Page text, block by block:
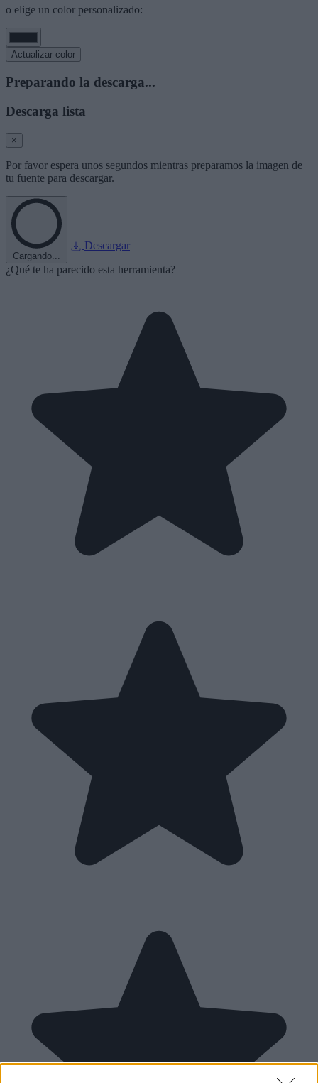
o elige un color personalizado:
Actualizar color
Preparando la descarga...
Descarga lista
×
Por favor espera unos segundos mientras preparamos la imagen de
tu fuente para descargar.
Cargando...
Descargar
¿Qué te ha parecido esta herramienta?